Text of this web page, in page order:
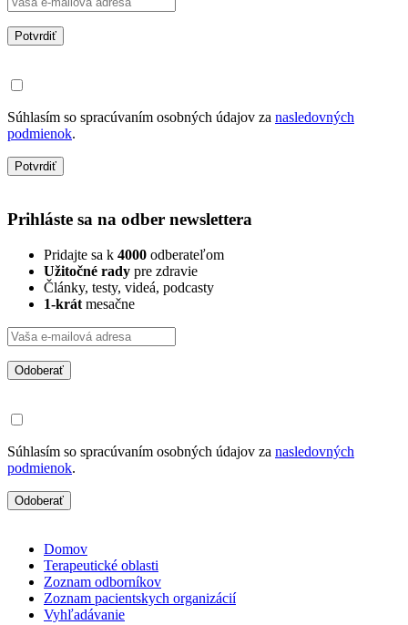
Potvrdiť
Súhlasím so spracúvaním osobných údajov za nasledovných
podmienok.
Potvrdiť
Prihláste sa na odber newslettera
Pridajte sa k 4000 odberateľom
Užitočné rady pre zdravie
Články, testy, videá, podcasty
1-krát mesačne
Odoberať
Súhlasím so spracúvaním osobných údajov za nasledovných
podmienok.
Odoberať
Domov
Terapeutické oblasti
Zoznam odborníkov
Zoznam pacientskych organizácií
Vyhľadávanie